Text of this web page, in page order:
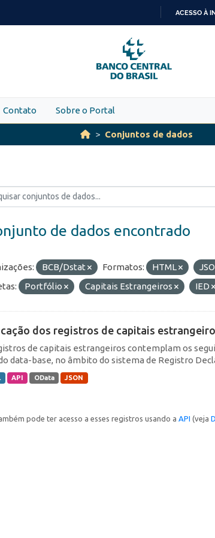
PARA
O
CONTEÚDO
ACESSO À
Contato Sobre o Portal
Conjuntos de dados
de dados encontrado
BCB/Dstat Formatos: HTML
Portfólio Capitais Estrangeiros IED
dos registros de capitais
de capitais estrangeiros contemplam os
data-base, no âmbito do sistema de Registro
API OData JSON
pode ter acesso a esses registros usando a API (veja